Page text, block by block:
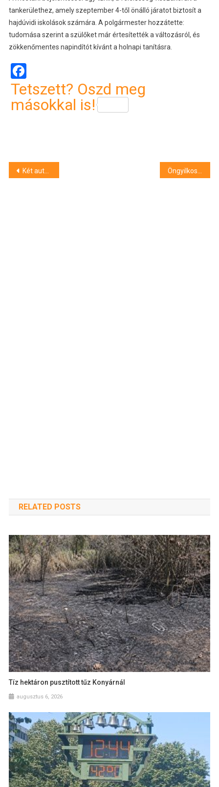
tankerülethez, amely szeptember 4-től önálló járatot biztosít a
hajdúvidi iskolások számára. A polgármester hozzátette:
tudomása szerint a szülőket már értesítették a változásról, és
zökkenőmentes napindítót kívánt a holnapi tanításra.
Facebook
Tetszett? Oszd meg
másokkal is!
Bejegyzés
Két autó ütközött Újfehértón, félpályán halad a forgalom Öngyilkosságot kísérelt meg egy magyar színésznő
RELATED POSTS
Tíz hektáron pusztított tűz Konyárnál
augusztus 6, 2026